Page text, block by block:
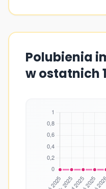
Polubienia
w ostatnich